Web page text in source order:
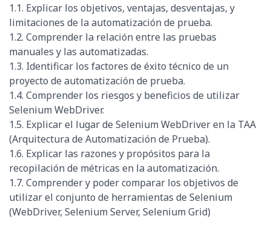
1.1. Explicar los objetivos, ventajas, desventajas, y
limitaciones de la automatización de prueba.
1.2. Comprender la relación entre las pruebas
manuales y las automatizadas.
1.3. Identificar los factores de éxito técnico de un
proyecto de automatización de prueba.
1.4. Comprender los riesgos y beneficios de utilizar
Selenium WebDriver.
1.5. Explicar el lugar de Selenium WebDriver en la TAA
(Arquitectura de Automatización de Prueba).
1.6. Explicar las razones y propósitos para la
recopilación de métricas en la automatización.
1.7. Comprender y poder comparar los objetivos de
utilizar el conjunto de herramientas de Selenium
(WebDriver, Selenium Server, Selenium Grid)